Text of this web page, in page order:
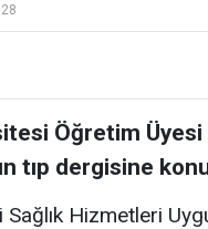
Öğretim Üyesi
tıp dergisine
Hizmetleri